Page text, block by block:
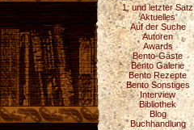
1. und letzter Satz
Aktuelles
Auf der Suche
Autoren
Awards
Bento-Gäste
Bento Galerie
Bento Rezepte
Bento Sonstiges
Interview
Bibliothek
Blog
Buchhandlung